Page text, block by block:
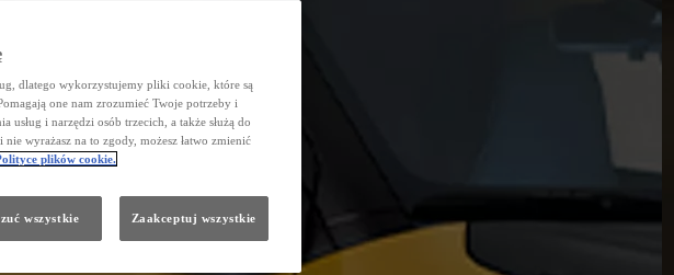
dlatego wykorzystujemy pliki cookie, które są
one nam zrozumieć Twoje potrzeby i
usług i narzędzi osób trzecich, a także służą do
wyrażasz na to zgody, możesz łatwo zmienić
plików cookie.
wszystkie Zaakceptuj wszystkie